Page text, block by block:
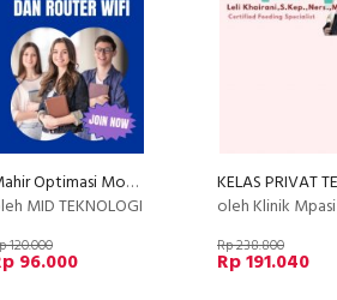
Mahir Optimasi Modem Orbit dan Router WIFI
MID TEKNOLOGI
120.000
96.000
oleh Klinik Mpasi
Rp 238.800
Rp 191.040